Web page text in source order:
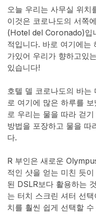
오늘 우리는 사무실 위치
이것은 코로나도의 서쪽
(Hotel del Coronado)입
적입니다. 바로 여기에는
가있어 우리가 향하고있
있습니다!
호텔 델 코로나도의 바는
로 여기에 많은 하루를
로 우리는 물을 따라 걷
방법을 포장하고 물을 따
다.
R 부인은 새로운
적인 샷을 얻는 미친 듯
된 DSLR보다 활용하는
는 터치 스크린 셔터 선
치를 훨씬 쉽게 선택할